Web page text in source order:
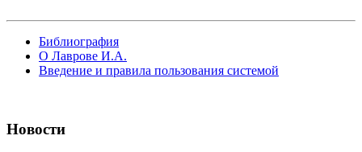
Библиография
О Лаврове И.А.
Введение и правила пользования системой
Новости